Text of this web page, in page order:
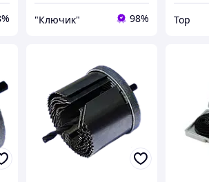
"Ключик" 98% Top